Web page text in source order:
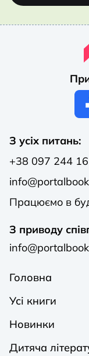
З усіх питань:
+38 097 244
Працюємо в
З приводу
Головна
Усі книги
Новинки
Дитяча